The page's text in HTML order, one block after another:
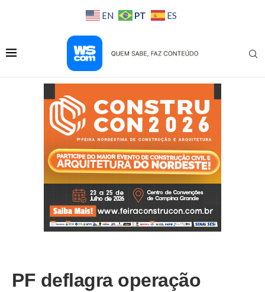
EN PT ES
PF deflagra operação